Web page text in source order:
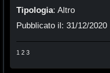
Tipologia: Altro
Pubblicato il: 31/12/2020
1 2 3